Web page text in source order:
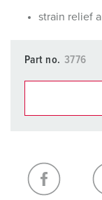
strain relief
Part no. 3776
My list